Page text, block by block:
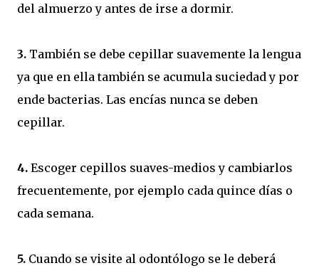
del almuerzo y antes de irse a dormir.
3. También se debe cepillar suavemente la lengua
ya que en ella también se acumula suciedad y por
ende bacterias. Las encías nunca se deben
cepillar.
4. Escoger cepillos suaves-medios y cambiarlos
frecuentemente, por ejemplo cada quince días o
cada semana.
5. Cuando se visite al odontólogo se le deberá